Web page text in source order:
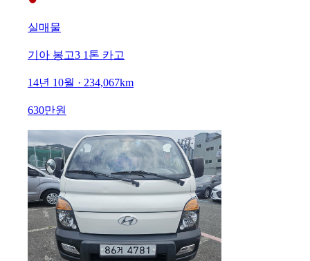
실매물
기아 봉고3 1톤 카고
14년 10월 · 234,067km
630만원